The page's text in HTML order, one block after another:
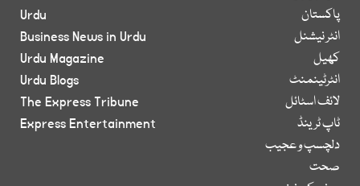
پاکستان
انٹر نیشنل
کھیل
انٹرٹینمنٹ
لائف اسٹائل
ٹاپ ٹرینڈ
دلچسپ و عجیب
صحت
Urdu
Business News in Urdu
Urdu Magazine
Urdu Blogs
The Express Tribune
Express Entertainment